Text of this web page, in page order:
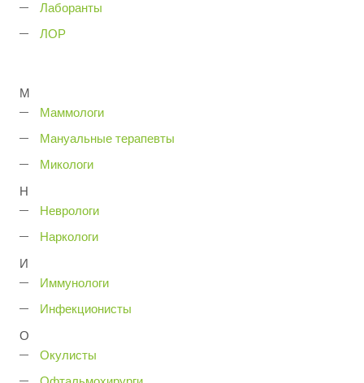
Лаборанты
ЛОР
М
Маммологи
Мануальные терапевты
Микологи
Н
Неврологи
Наркологи
И
Иммунологи
Инфекционисты
О
Окулисты